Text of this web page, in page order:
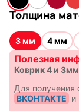
Толщина
3 мм 4 мм
Полезная
Коврик 4 и
Для получения
ВКОНТАКТЕ и